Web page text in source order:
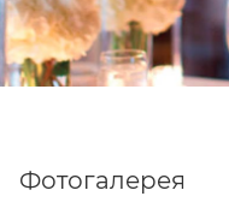
Фотогалерея